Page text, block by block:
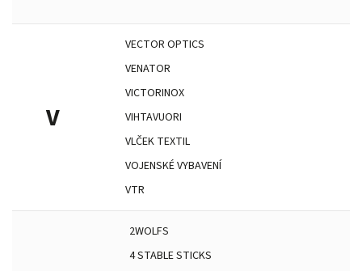
V
VECTOR OPTICS
VENATOR
VICTORINOX
VIHTAVUORI
VLČEK TEXTIL
VOJENSKÉ VYBAVENÍ
VTR
2WOLFS
4 STABLE STICKS